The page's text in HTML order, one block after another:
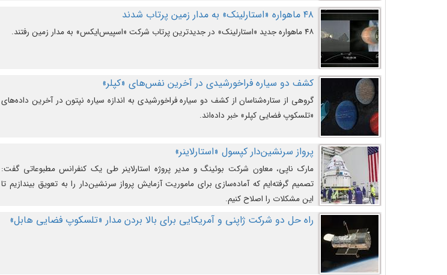
۴۸ ماهواره «استارلینک» به مدار زمین پرتاب شدند
۴۸ ماهواره جدید «استارلینک» در جدیدترین پرتاب شرکت «اسپیس‌ایکس» به مدار زمین رفتند.
کشف دو سیاره فراخورشیدی در آخرین نفس‌های «کپلر»
گروهی از ستاره‌شناسان از کشف دو سیاره فراخورشیدی به اندازه سیاره نپتون در آخرین داده‌های
«تلسکوپ فضایی کپلر» خبر داده‌اند.
پرواز سرنشین‌دار کپسول «استارلاینر»
مارک ناپی، معاون شرکت بوئینگ و مدیر پروژه استارلاینر طی یک کنفرانس مطبوعاتی گفت:
تصمیم گرفته‌ایم که آماده‌سازی برای ماموریت آزمایش پرواز سرنشین‌دار را به تعویق بیندازیم تا
این مشکلات را اصلاح کنیم.
راه حل دو شرکت ژاپنی و آمریکایی برای بالا بردن مدار «تلسکوپ فضایی هابل»